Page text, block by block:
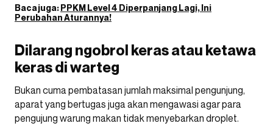
Baca juga:PPKM Level 4 Diperpanjang Lagi, Ini
Perubahan Aturannya!
Dilarang ngobrol keras atau ketawa
keras di warteg
Bukan cuma pembatasan jumlah maksimal pengunjung,
aparat yang bertugas juga akan mengawasi agar para
pengujung warung makan tidak menyebarkan droplet.